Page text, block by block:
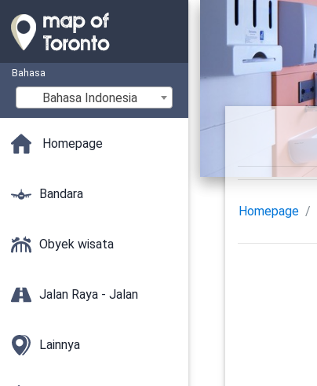
Bahasa
Bahasa Indonesia
Homepage
Bandara
Obyek wisata
Jalan Raya - Jalan
Lainnya
Homepage